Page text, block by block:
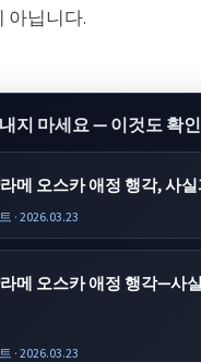
아닙니다.
지 마세요 — 이것도 확인
메 오스카 애정 행각, 사
· 2026.03.23
메 오스카 애정 행각—사
· 2026.03.23